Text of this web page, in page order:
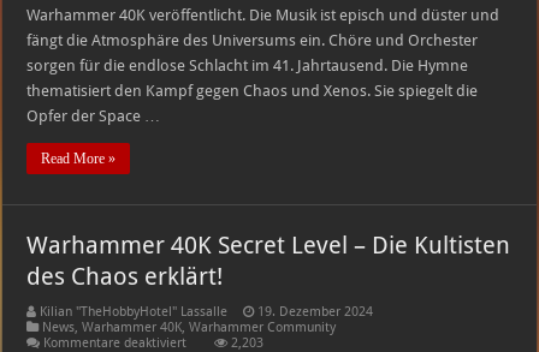
Warhammer 40K veröffentlicht. Die Musik ist episch und düster und
fängt die Atmosphäre des Universums ein. Chöre und Orchester
sorgen für die endlose Schlacht im 41. Jahrtausend. Die Hymne
thematisiert den Kampf gegen Chaos und Xenos. Sie spiegelt die
Opfer der Space …
Read More »
Warhammer 40K Secret Level – Die Kultisten
des Chaos erklärt!
Kilian "TheHobbyHotel" Lassalle
19. Dezember 2024
News,Warhammer 40K,Warhammer Community
Kommentare deaktiviertfür
2,203